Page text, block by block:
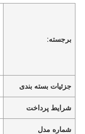
برجسته:
جزئیات بسته بندی
شرایط پرداخت
شماره مدل